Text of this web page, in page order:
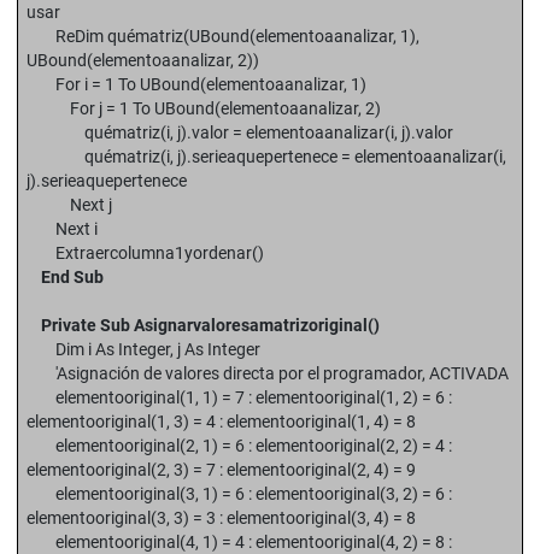
usar
ReDim quématriz(UBound(elementoaanalizar, 1),
UBound(elementoaanalizar, 2))
For i = 1 To UBound(elementoaanalizar, 1)
For j = 1 To UBound(elementoaanalizar, 2)
quématriz(i, j).valor = elementoaanalizar(i, j).valor
quématriz(i, j).serieaquepertenece = elementoaanalizar(i,
j).serieaquepertenece
Next j
Next i
Extraercolumna1yordenar()
End Sub
Private Sub Asignarvaloresamatrizoriginal()
Dim i As Integer, j As Integer
'Asignación de valores directa por el programador, ACTIVADA
elementooriginal(1, 1) = 7 : elementooriginal(1, 2) = 6 :
elementooriginal(1, 3) = 4 : elementooriginal(1, 4) = 8
elementooriginal(2, 1) = 6 : elementooriginal(2, 2) = 4 :
elementooriginal(2, 3) = 7 : elementooriginal(2, 4) = 9
elementooriginal(3, 1) = 6 : elementooriginal(3, 2) = 6 :
elementooriginal(3, 3) = 3 : elementooriginal(3, 4) = 8
elementooriginal(4, 1) = 4 : elementooriginal(4, 2) = 8 :